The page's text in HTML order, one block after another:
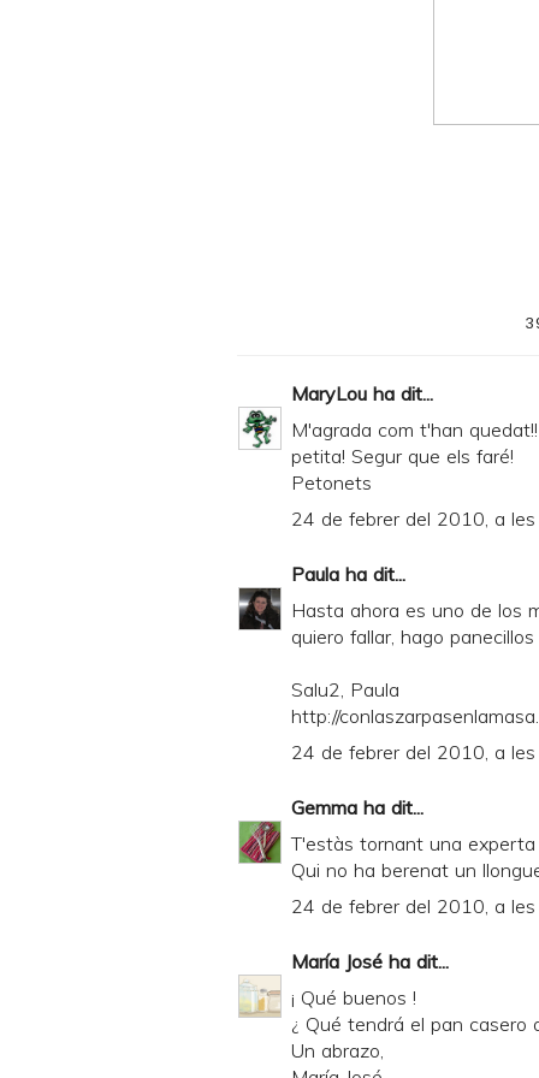
MaryLou ha dit...
M'agrada com t'han
petita! Segur que els faré!
Petonets
24 de febrer del 2010, a
Paula ha dit...
Hasta ahora es uno de los
quiero fallar, hago
Salu2, Paula
http://
24 de febrer del 2010, a
Gemma ha dit...
T'estàs tornant una
Qui no ha berenat un
24 de febrer del 2010, a
María José ha dit...
¡ Qué buenos !
¿ Qué tendrá el pan casero
Un abrazo,